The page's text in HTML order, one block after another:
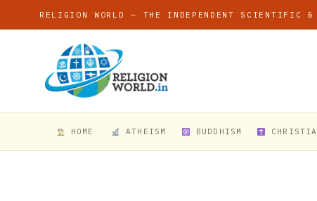
RELIGION WORLD — THE INDEPENDENT SCIENTIFIC &
HOME ATHEISM BUDDHISM